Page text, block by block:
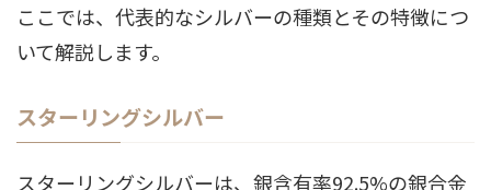
ここでは、代表的なシルバーの種類とその特徴につ
いて解説します。
スターリングシルバー
スターリングシルバーは、銀含有率92.5%の銀合金